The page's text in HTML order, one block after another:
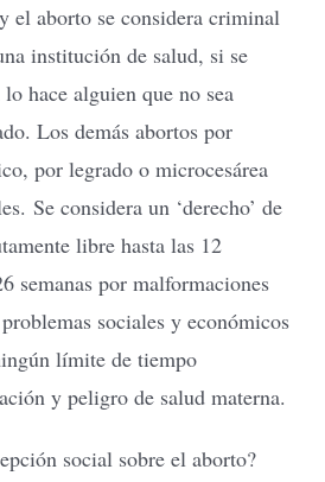
el aborto se considera criminal
institución de salud, si se
hace alguien que no sea
Los demás abortos por
por legrado o microcesárea
Se considera un ‘derecho’ de
libre hasta las 12
semanas por malformaciones
sociales y económicos
límite de tiempo
y peligro de salud materna.
social sobre el aborto?